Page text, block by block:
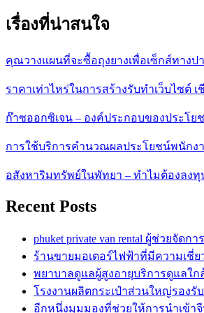
เรื่องที่น่าสนใจ
คุณวางแผนที่จะซื้อถุงยางเพื่อเซ็กส์ทางป
ราคาเท่าไหร่ในการสร้างรับทำเว็บไซต์ เ
ก๊าซออกซิเจน – องค์ประกอบของประโย
การใช้บริการคำนวณผลประโยชน์พนักง
อสังหาริมทรัพย์ในพัทยา – ทำไมต้องลง
Recent Posts
phuket private van rental ผู้ช่วยจัด
ร้านขายมอเตอร์ไฟฟ้าที่มีความเชี่
พยาบาลดูแลผู้สูงอายุบริการดูแลใ
โรงงานผลิตกระเป๋าส่วนใหญ่รอง
อีกหนึ่งมุมมองที่ช่วยให้การนำเข้า